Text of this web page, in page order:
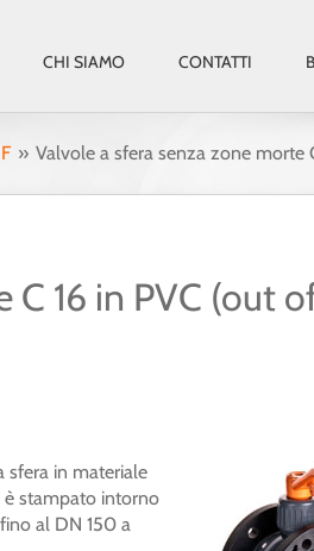
CHI SIAMO CONTATTI
Valvole a sfera senza zone morte
C 16 in PVC (out
sfera in materiale
è stampato intorno
al DN 150 a